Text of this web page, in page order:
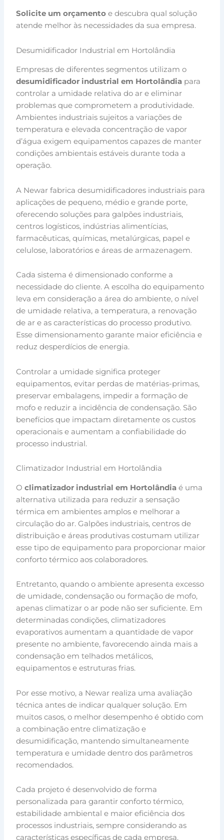
Solicite um orçamento e descubra qual solução
atende melhor às necessidades da sua empresa.
Desumidificador Industrial em Hortolândia
Empresas de diferentes segmentos utilizam o
desumidificador industrial em Hortolândia para
controlar a umidade relativa do ar e eliminar
problemas que comprometem a produtividade.
Ambientes industriais sujeitos a variações de
temperatura e elevada concentração de vapor
d’água exigem equipamentos capazes de manter
condições ambientais estáveis durante toda a
operação.
A Newar fabrica desumidificadores industriais para
aplicações de pequeno, médio e grande porte,
oferecendo soluções para galpões industriais,
centros logísticos, indústrias alimentícias,
farmacêuticas, químicas, metalúrgicas, papel e
celulose, laboratórios e áreas de armazenagem.
Cada sistema é dimensionado conforme a
necessidade do cliente. A escolha do equipamento
leva em consideração a área do ambiente, o nível
de umidade relativa, a temperatura, a renovação
de ar e as características do processo produtivo.
Esse dimensionamento garante maior eficiência e
reduz desperdícios de energia.
Controlar a umidade significa proteger
equipamentos, evitar perdas de matérias-primas,
preservar embalagens, impedir a formação de
mofo e reduzir a incidência de condensação. São
benefícios que impactam diretamente os custos
operacionais e aumentam a confiabilidade do
processo industrial.
Climatizador Industrial em Hortolândia
Oclimatizador industrial em Hortolândia é uma
alternativa utilizada para reduzir a sensação
térmica em ambientes amplos e melhorar a
circulação do ar. Galpões industriais, centros de
distribuição e áreas produtivas costumam utilizar
esse tipo de equipamento para proporcionar maior
conforto térmico aos colaboradores.
Entretanto, quando o ambiente apresenta excesso
de umidade, condensação ou formação de mofo,
apenas climatizar o ar pode não ser suficiente. Em
determinadas condições, climatizadores
evaporativos aumentam a quantidade de vapor
presente no ambiente, favorecendo ainda mais a
condensação em telhados metálicos,
equipamentos e estruturas frias.
Por esse motivo, a Newar realiza uma avaliação
técnica antes de indicar qualquer solução. Em
muitos casos, o melhor desempenho é obtido com
a combinação entre climatização e
desumidificação, mantendo simultaneamente
temperatura e umidade dentro dos parâmetros
recomendados.
Cada projeto é desenvolvido de forma
personalizada para garantir conforto térmico,
estabilidade ambiental e maior eficiência dos
processos industriais, sempre considerando as
características específicas de cada empresa.